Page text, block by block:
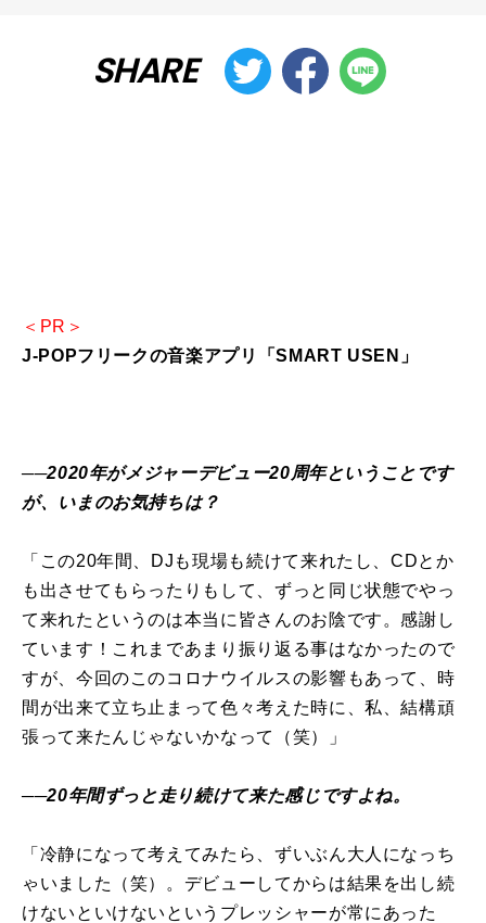
SHARE
＜PR＞
J-POPフリークの音楽アプリ「SMART USEN」
──2020年がメジャーデビュー20周年ということです
が、いまのお気持ちは？
「この20年間、DJも現場も続けて来れたし、CDとか
も出させてもらったりもして、ずっと同じ状態でやっ
て来れたというのは本当に皆さんのお陰です。感謝し
ています！これまであまり振り返る事はなかったので
すが、今回のこのコロナウイルスの影響もあって、時
間が出来て立ち止まって色々考えた時に、私、結構頑
張って来たんじゃないかなって（笑）」
──20年間ずっと走り続けて来た感じですよね。
「冷静になって考えてみたら、ずいぶん大人になっち
ゃいました（笑）。デビューしてからは結果を出し続
けないといけないというプレッシャーが常にあった